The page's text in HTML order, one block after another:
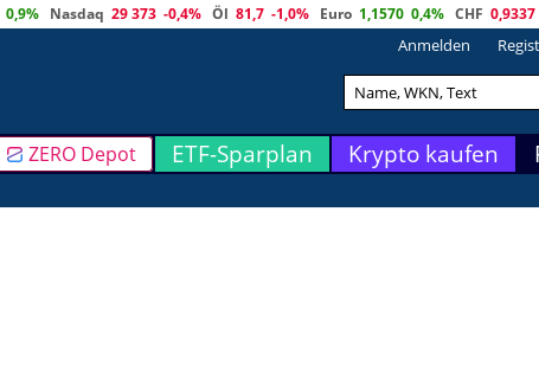
0,9% Nasdaq 29 373 -0,4% Öl 81,7 -1,0% Euro 1,1570 0,4% CHF 0,9337
Anmelden
ZERO Depot ETF-Sparplan Krypto kaufen